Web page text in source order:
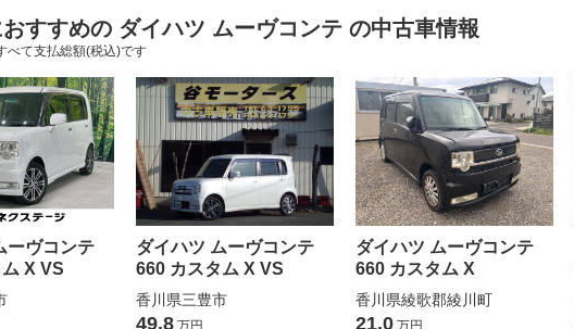
すすめの ダイハツ ムーヴコンテ の中古車情報
べて支払総額(税込)です
ーヴコンテ
X VS
ダイハツ ムーヴコンテ
660 カスタム X VS
香川県三豊市
49.8 万円
ダイハツ ムーヴコンテ
660 カスタム X
香川県綾歌郡綾川町
21.0 万円